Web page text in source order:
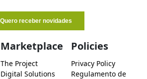
Marketplace
The Project
Digital Solutions
Policies
Privacy Policy
Regulamento de